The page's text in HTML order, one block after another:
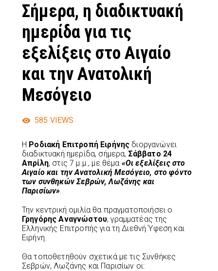
Σήμερα, η διαδικτυακή
ημερίδα για τις
εξελίξεις στο Αιγαίο
και την Ανατολική
Μεσόγειο
585 VIEWS
Η Ροδιακή Επιτροπή Ειρήνης διοργανώνει
διαδικτυακή ημερίδα, σήμερα, Σάββατο 24
Απρίλη, στις 7 μ.μ., με θέμα «Οι εξελίξεις στο
Αιγαίο και την Ανατολική Μεσόγειο, στο φόντο
των συνθηκών Σεβρών, Λωζάνης και
Παρισίων»
Την κεντρική ομιλία θα πραγματοποιήσει ο
Γρηγόρης Αναγνώστου, γραμματέας της
Ελληνικής Επιτροπής για τη Διεθνή Ύφεση και
Ειρήνη.
Θα τοποθετηθούν σχετικά με τις Συνθήκες
Σεβρών, Λωζάνης και Παρισίων οι: